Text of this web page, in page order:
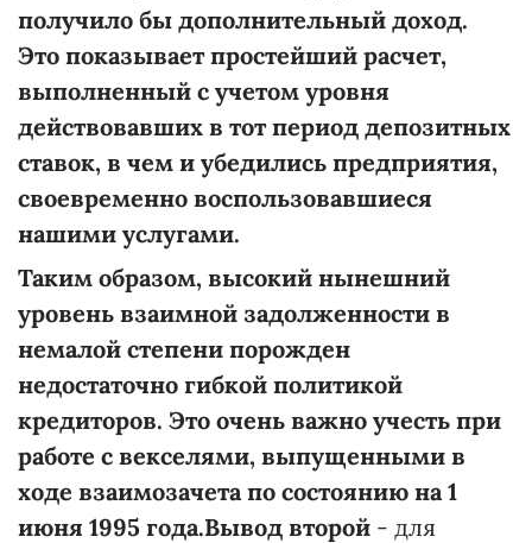
получило бы дополнительный доход.
Это показывает простейший расчет,
выполненный с учетом уровня
действовавших в тот период депозитных
ставок, в чем и убедились предприятия,
своевременно воспользовавшиеся
нашими услугами.
Таким образом, высокий нынешний
уровень взаимной задолженности в
немалой степени порожден
недостаточно гибкой политикой
кредиторов. Это очень важно учесть при
работе с векселями, выпущенными в
ходе взаимозачета по состоянию на 1
июня 1995 года.Вывод второй - для